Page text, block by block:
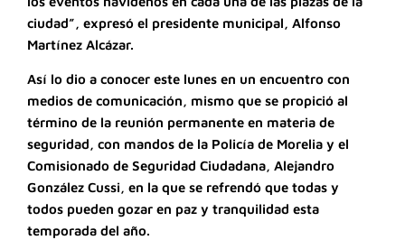
ciudad”, expresó el presidente municipal, Alfonso
Martínez Alcázar.
Así lo dio a conocer este lunes en un encuentro con
medios de comunicación, mismo que se propició al
término de la reunión permanente en materia de
seguridad, con mandos de la Policía de Morelia y el
Comisionado de Seguridad Ciudadana, Alejandro
González Cussi, en la que se refrendó que todas y
todos pueden gozar en paz y tranquilidad esta
temporada del año.